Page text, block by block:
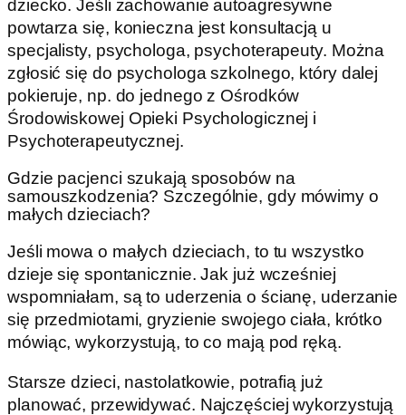
dziecko. Jeśli zachowanie autoagresywne
powtarza się, konieczna jest konsultacją u
specjalisty, psychologa, psychoterapeuty. Można
zgłosić się do psychologa szkolnego, który dalej
pokieruje, np. do jednego z Ośrodków
Środowiskowej Opieki Psychologicznej i
Psychoterapeutycznej.
Gdzie pacjenci szukają sposobów na
samouszkodzenia? Szczególnie, gdy mówimy o
małych dzieciach?
Jeśli mowa o małych dzieciach, to tu wszystko
dzieje się spontanicznie. Jak już wcześniej
wspomniałam, są to uderzenia o ścianę, uderzanie
się przedmiotami, gryzienie swojego ciała, krótko
mówiąc, wykorzystują, to co mają pod ręką.
Starsze dzieci, nastolatkowie, potrafią już
planować, przewidywać. Najczęściej wykorzystują